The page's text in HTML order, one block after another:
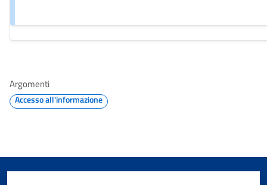
Argomenti
Accesso all'informazione